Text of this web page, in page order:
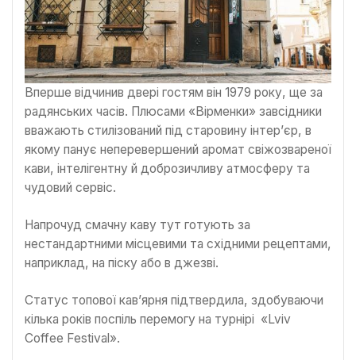
Вперше відчинив двері гостям він 1979 року, ще за
радянських часів. Плюсами «Вірменки» завсідники
вважають стилізований під старовину інтер’єр, в
якому панує неперевершений аромат свіжозвареної
кави, інтелігентну й доброзичливу атмосферу та
чудовий сервіс.
Напрочуд смачну каву тут готують за
нестандартними місцевими та східними рецептами,
наприклад, на піску або в джезві.
Статус топової кав’ярня підтвердила, здобуваючи
кілька років поспіль перемогу на турнірі «Lviv
Coffee Festival».